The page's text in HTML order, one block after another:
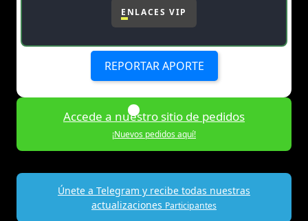
ENLACES VIP
REPORTAR APORTE
Accede a nuestro sitio de pedidos
¡Nuevos pedidos aquí!
Únete a Telegram y recibe todas nuestras
actualizaciones Participantes